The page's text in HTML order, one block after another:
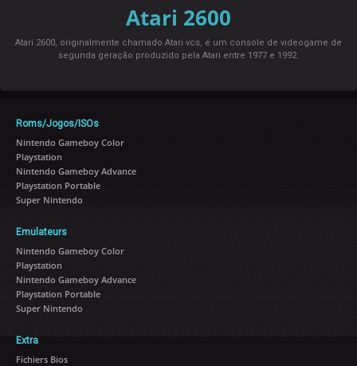
Atari 2600
Atari 2600, originalmente chamado Atari vcs, é um console de videogame de
segunda geração produzido pela Atari entre 1977 e 1992.
Roms/Jogos/ISOs
Nintendo Gameboy Color
Playstation
Nintendo Gameboy Advance
Playstation Portable
Super Nintendo
Emulateurs
Nintendo Gameboy Color
Playstation
Nintendo Gameboy Advance
Playstation Portable
Super Nintendo
Extra
Fichiers Bios